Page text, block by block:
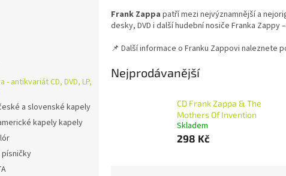
antikvariát CD, DVD, LP,
a slovenské kapely
kapely kapely
písničky
Frank Zappa patří mezi nejvýznamnější a
desky, DVD i další hudební nosiče Franka
📌 Další informace o Franku Zappovi naleznete
Nejprodávanější
CD Frank Zappa & The
Mothers Of Invention
Skladem
298 Kč